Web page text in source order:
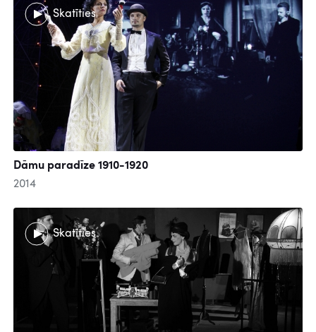
Skatīties
Dāmu paradīze 1910-1920
2014
Skatīties